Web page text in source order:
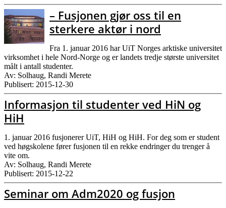
– Fusjonen gjør oss til en
sterkere aktør i nord
Fra 1. januar 2016 har UiT Norges arktiske universitet
virksomhet i hele Nord-Norge og er landets tredje største universitet
målt i antall studenter.
Av: Solhaug, Randi Merete
Publisert: 2015-12-30
Informasjon til studenter ved HiN og
HiH
1. januar 2016 fusjonerer UiT, HiH og HiH. For deg som er student
ved høgskolene fører fusjonen til en rekke endringer du trenger å
vite om.
Av: Solhaug, Randi Merete
Publisert: 2015-12-22
Seminar om Adm2020 og fusjon